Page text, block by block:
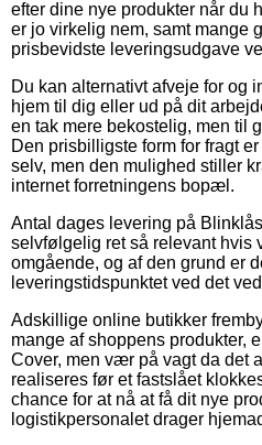
efter dine nye produkter når du
er jo virkelig nem, samt mange
prisbevidste leveringsudgave
Du kan alternativt afveje for og
hjem til dig eller ud på dit
en tak mere bekostelig, men til
Den prisbilligste form for fragt
selv, men den mulighed stiller
internet forretningens bopæl.
Antal dages levering på
selvfølgelig ret så relevant hvis
omgående, og af den grund er
leveringstidspunktet ved det
Adskillige online butikker
mange af shoppens produkter,
Cover, men vær på vagt da det
realiseres før et fastslået
chance for at nå at få dit nye
logistikpersonalet drager